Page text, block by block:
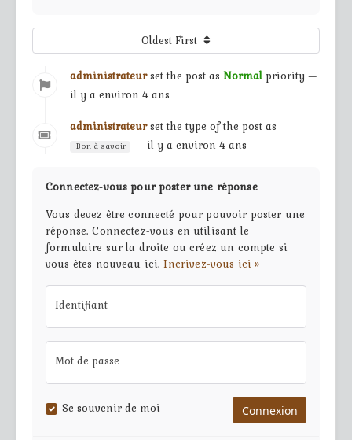
Oldest First
administrateur set the post as Normal priority —
il y a environ 4 ans
administrateur set the type of the post as
Bon à savoir — il y a environ 4 ans
Connectez-vous pour poster une réponse
Vous devez être connecté pour pouvoir poster une
réponse. Connectez-vous en utilisant le
formulaire sur la droite ou créez un compte si
vous êtes nouveau ici.Incrivez-vous ici »
Identifiant
Mot de passe
Se souvenir de moi